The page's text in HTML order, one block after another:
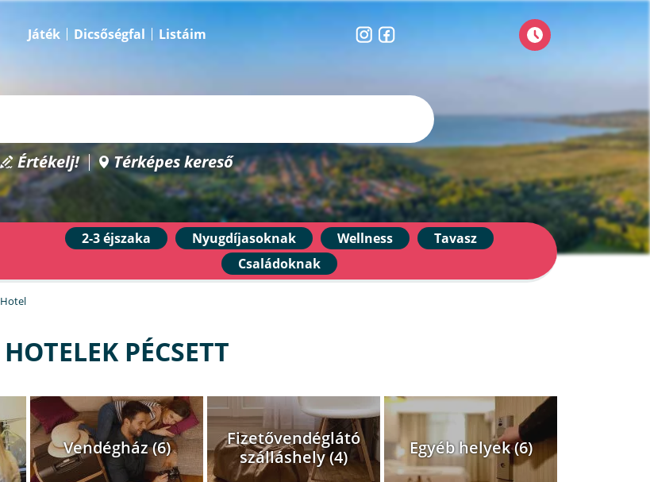
Játék Dicsőségfal Listáim
Értékelj! Térképes kereső
2-3 éjszaka Nyugdíjasoknak Wellness
Tavasz
Családoknak
Hotel
HOTELEK PÉCSETT
Vendégház (6)
Fizetővendéglátó
szálláshely (4)
Egyéb helyek (6)